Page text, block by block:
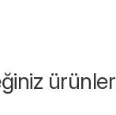
ürünler